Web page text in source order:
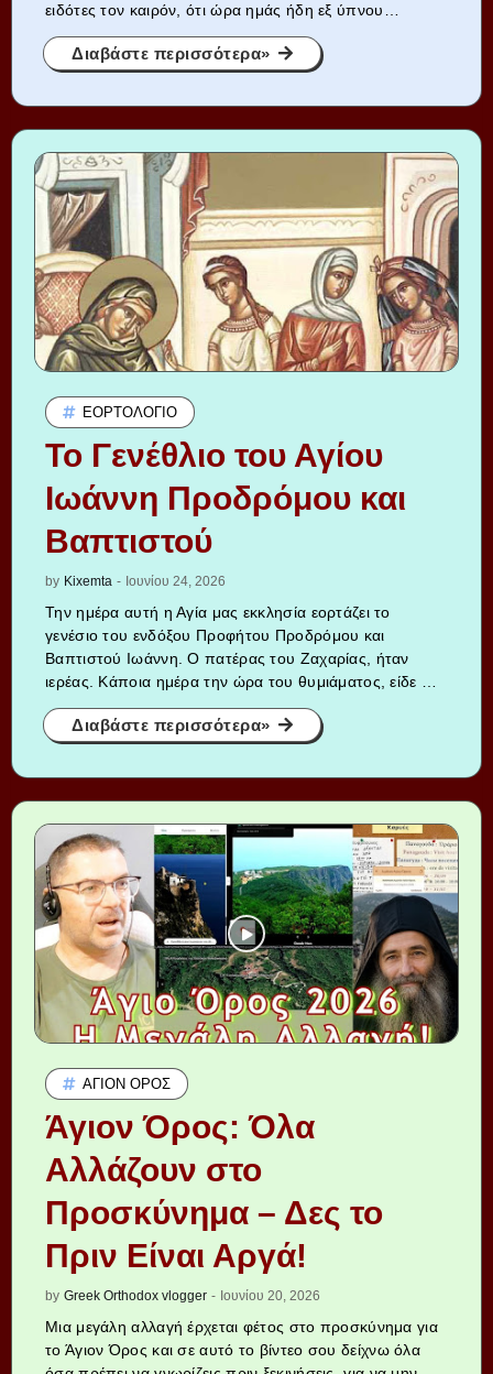
ειδότες τον καιρόν, ότι ώρα ημάς ήδη εξ ύπνου…
Διαβάστε περισσότερα»
ΕΟΡΤΟΛΌΓΙΟ
Το Γενέθλιο του Αγίου
Ιωάννη Προδρόμου και
Βαπτιστού
by Kixemta - Ιουνίου 24, 2026
Την ημέρα αυτή η Αγία μας εκκλησία εορτάζει το
γενέσιο του ενδόξου Προφήτου Προδρόμου και
Βαπτιστού Ιωάννη. Ο πατέρας του Ζαχαρίας, ήταν
ιερέας. Κάποια ημέρα την ώρα του θυμιάματος, είδε …
Διαβάστε περισσότερα»
ΆΓΙΟΝ ΌΡΟΣ
Άγιον Όρος: Όλα
Αλλάζουν στο
Προσκύνημα – Δες το
Πριν Είναι Αργά!
by Greek Orthodox vlogger - Ιουνίου 20, 2026
Μια μεγάλη αλλαγή έρχεται φέτος στο προσκύνημα για
το Άγιον Όρος και σε αυτό το βίντεο σου δείχνω όλα